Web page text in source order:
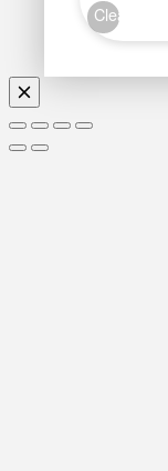
Clear